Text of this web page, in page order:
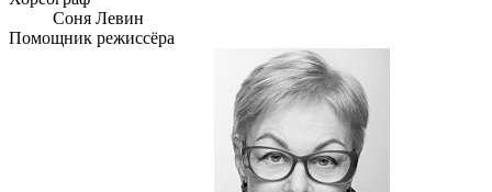
Соня Левин
Помощник режиссёра